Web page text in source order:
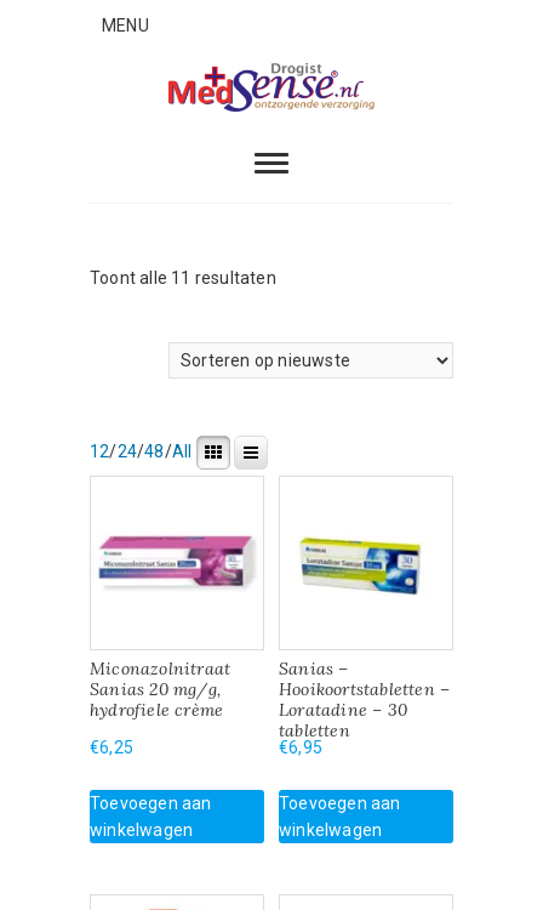
MENU
Toont alle 11 resultatenGesorteerd
12/24/48/All
Miconazolnitraat
Sanias 20 mg/g,
hydrofiele crème
€6,25
Toevoegen aan
winkelwagen
Sanias –
Hooikoortstabletten –
Loratadine – 30
tabletten
€6,95
Toevoegen aan
winkelwagen